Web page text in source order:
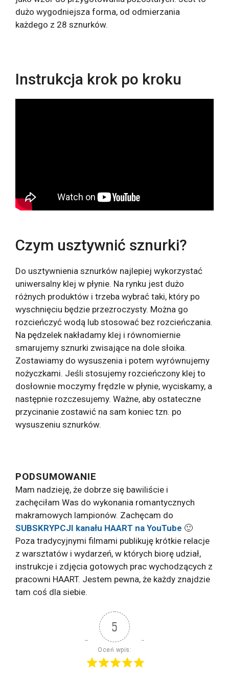
dużo wygodniejsza forma, od odmierzania
każdego z 28 sznurków.
Instrukcja krok po kroku
Czym usztywnić sznurki?
Do usztywnienia sznurków najlepiej wykorzystać
uniwersalny klej w płynie. Na rynku jest dużo
różnych produktów i trzeba wybrać taki, który po
wyschnięciu będzie przezroczysty. Można go
rozcieńczyć wodą lub stosować bez rozcieńczania.
Na pędzelek nakładamy klej i równomiernie
smarujemy sznurki zwisające na dole słoika.
Zostawiamy do wysuszenia i potem wyrównujemy
nożyczkami. Jeśli stosujemy rozcieńczony klej to
dosłownie moczymy frędzle w płynie, wyciskamy, a
następnie rozczesujemy. Ważne, aby ostateczne
przycinanie zostawić na sam koniec tzn. po
wysuszeniu sznurków.
PODSUMOWANIE
Mam nadzieję, że dobrze się bawiliście i
zachęciłam Was do wykonania romantycznych
makramowych lampionów. Zachęcam do
SUBSKRYPCJI kanału HAART na YouTube 🙂
Poza tradycyjnymi filmami publikuję krótkie relacje
z warsztatów i wydarzeń, w których biorę udział,
instrukcje i zdjęcia gotowych prac wychodzących z
pracowni HAART. Jestem pewna, że każdy znajdzie
tam coś dla siebie.
5
Oceń wpis: